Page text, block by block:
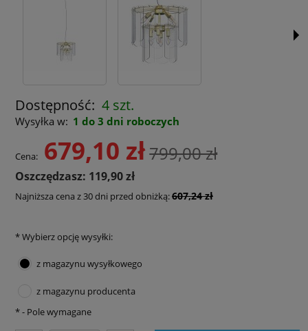
Dostępność: 4 szt.
Wysyłka w: 1 do 3 dni roboczych
Cena: 679,10 zł799,00 zł
Oszczędzasz: 119,90 zł
Najniższa cena z 30 dni przed obniżką:607,24 zł
*Wybierz opcję wysyłki:
z magazynu wysyłkowego
z magazynu producenta
*- Pole wymagane